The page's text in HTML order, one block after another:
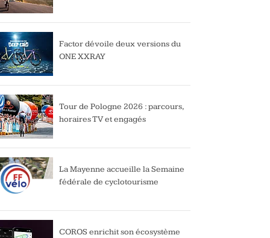
Factor dévoile deux versions du
ONE XXRAY
Tour de Pologne 2026 : parcours,
horaires TV et engagés
La Mayenne accueille la Semaine
fédérale de cyclotourisme
COROS enrichit son écosystème